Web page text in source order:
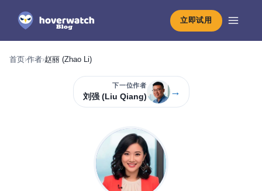
立即试用
首页›作者›赵丽 (Zhao Li)
下一位作者
刘强 (Liu Qiang) →